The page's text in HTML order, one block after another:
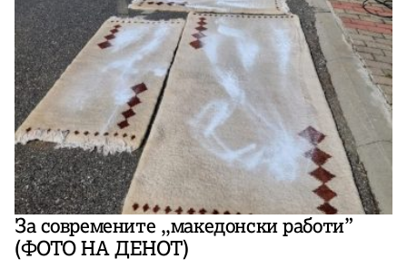
За современите ,,македонски работи”
(ФОТО НА ДЕНОТ)